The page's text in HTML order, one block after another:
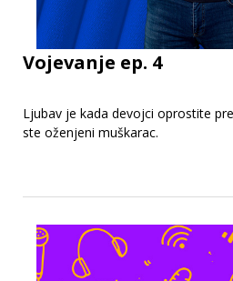
Vojevanje ep. 4
Ljubav je kada devojci oprostite
ste oženjeni muškarac.